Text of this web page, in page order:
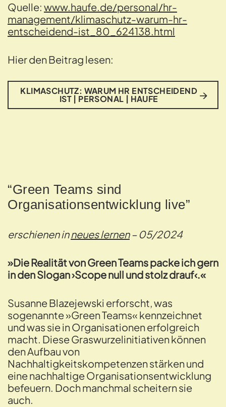
Quelle: www.haufe.de/personal/hr-
management/klimaschutz-warum-hr-
entscheidend-ist_80_624138.html
Hier den Beitrag lesen:
KLIMASCHUTZ: WARUM HR ENTSCHEIDEND
IST | PERSONAL | HAUFE
“Green Teams sind
Organisationsentwicklung live”
erschienen inneues lernen– 05/2024
»Die Realität von Green Teams packe ich gern
in den Slogan ›Scope null und stolz drauf‹.«
Susanne Blazejewski erforscht, was
sogenannte »Green Teams« kennzeichnet
und was sie in Organisationen erfolgreich
macht. Diese Graswurzelinitiativen können
den Aufbau von
Nachhaltigkeitskompetenzen stärken und
eine nachhaltige Organisationsentwicklung
befeuern. Doch manchmal scheitern sie
auch.